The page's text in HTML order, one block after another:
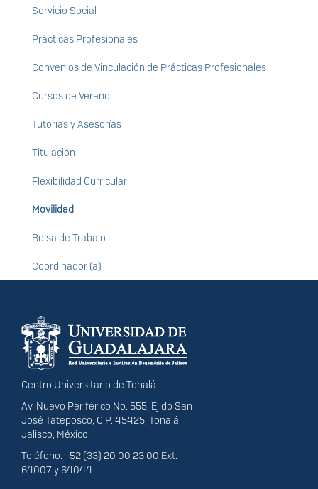
Servicio Social
Prácticas Profesionales
Convenios de Vinculación de Prácticas Profesionales
Cursos de Verano
Tutorías y Asesorías
Titulación
Flexibilidad Curricular
Movilidad
Bolsa de Trabajo
Coordinador (a)
Información del
portal
Centro Universitario de Tonalá
Av. Nuevo Periférico No. 555, Ejido San
José Tateposco, C.P. 45425, Tonalá
Jalisco, México
Teléfono: +52 (33) 20 00 23 00 Ext.
64007 y 64044